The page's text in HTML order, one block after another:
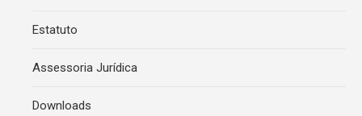
Estatuto
Assessoria Jurídica
Downloads